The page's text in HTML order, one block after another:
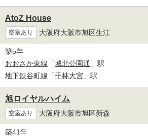
AtoZ House
空室あり 大阪府大阪市旭区生江
築5年
おおさか東線 「城北公園通 」駅
地下鉄谷町線 「千林大宮 」駅
旭ロイヤルハイム
空室あり 大阪府大阪市旭区新森
築41年